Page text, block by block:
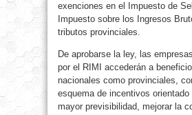
exenciones en el Impuesto de
Impuesto sobre los Ingresos
tributos provinciales.
De aprobarse la ley, las
por el RIMI accederán a
nacionales como provinciales,
esquema de incentivos orientado
mayor previsibilidad, mejorar la